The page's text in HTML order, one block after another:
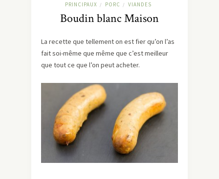
PRINCIPAUX / PORC / VIANDES
Boudin blanc Maison
La recette que tellement on est fier qu’on l’as
fait soi-même que même que c’est meilleur
que tout ce que l’on peut acheter.